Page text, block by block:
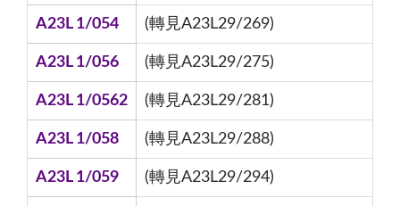
A23L 1/054 (轉見A23L29/269)
A23L 1/056 (轉見A23L29/275)
A23L 1/0562 (轉見A23L29/281)
A23L 1/058 (轉見A23L29/288)
A23L 1/059 (轉見A23L29/294)